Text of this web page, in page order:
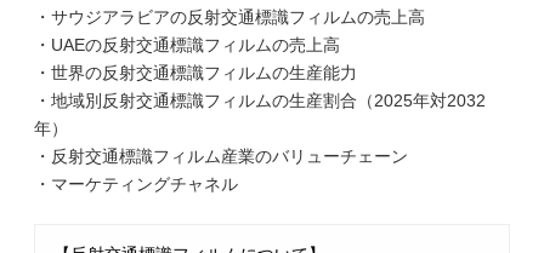
・サウジアラビアの反射交通標識フィルムの売上高
・UAEの反射交通標識フィルムの売上高
・世界の反射交通標識フィルムの生産能力
・地域別反射交通標識フィルムの生産割合（2025年対2032
年）
・反射交通標識フィルム産業のバリューチェーン
・マーケティングチャネル